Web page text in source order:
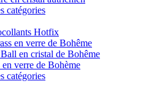
catégories
Hotfix
en verre de Bohême
en cristal de Bohême
en verre de Bohème
catégories